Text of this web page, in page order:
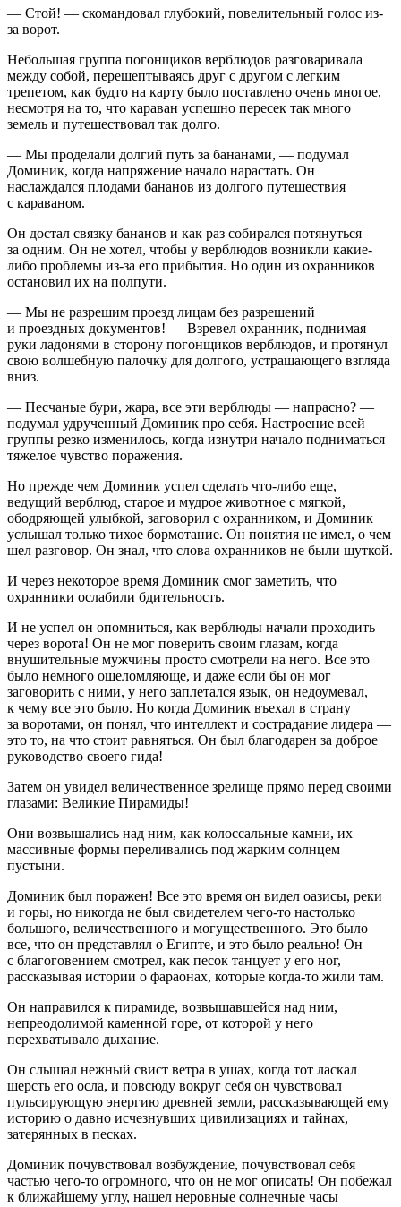
— Стой! — скомандовал глубокий, повелительный голос из-
за ворот.
Небольшая группа погонщиков верблюдов разговаривала
между собой, перешептываясь друг с другом с легким
трепетом, как будто на карту было поставлено очень многое,
несмотря на то, что караван успешно пересек так много
земель и путешествовал так долго.
— Мы проделали долгий путь за бананами, — подумал
Доминик, когда напряжение начало нарастать. Он
наслаждался плодами бананов из долгого путешествия
с караваном.
Он достал связку бананов и как раз собирался потянуться
за одним. Он не хотел, чтобы у верблюдов возникли какие-
либо проблемы из-за его прибытия. Но один из охранников
остановил их на полпути.
— Мы не разрешим проезд лицам без разрешений
и проездных документов! — Взревел охранник, поднимая
руки ладонями в сторону погонщиков верблюдов, и протянул
свою волшебную палочку для долгого, устрашающего взгляда
вниз.
— Песчаные бури, жара, все эти верблюды — напрасно? —
подумал удрученный Доминик про себя. Настроение всей
группы резко изменилось, когда изнутри начало подниматься
тяжелое чувство поражения.
Но прежде чем Доминик успел сделать что-либо еще,
ведущий верблюд, старое и мудрое животное с мягкой,
ободряющей улыбкой, заговорил с охранником, и Доминик
услышал только тихое бормотание. Он понятия не имел, о чем
шел разговор. Он знал, что слова охранников не были шуткой.
И через некоторое время Доминик смог заметить, что
охранники ослабили бдительность.
И не успел он опомниться, как верблюды начали проходить
через ворота! Он не мог поверить своим глазам, когда
внушительные мужчины просто смотрели на него. Все это
было немного ошеломляюще, и даже если бы он мог
заговорить с ними, у него заплетался язык, он недоумевал,
к чему все это было. Но когда Доминик въехал в страну
за воротами, он понял, что интеллект и сострадание лидера —
это то, на что стоит равняться. Он был благодарен за доброе
руководство своего гида!
Затем он увидел величественное зрелище прямо перед своими
глазами: Великие Пирамиды!
Они возвышались над ним, как колоссальные камни, их
массивные формы переливались под жарким солнцем
пустыни.
Доминик был поражен! Все это время он видел оазисы, реки
и горы, но никогда не был свидетелем чего-то настолько
большого, величественного и могущественного. Это было
все, что он представлял о Египте, и это было реально! Он
с благоговением смотрел, как песок танцует у его ног,
рассказывая истории о фараонах, которые когда-то жили там.
Он направился к пирамиде, возвышавшейся над ним,
непреодолимой каменной горе, от которой у него
перехватывало дыхание.
Он слышал нежный свист ветра в ушах, когда тот ласкал
шерсть его осла, и повсюду вокруг себя он чувствовал
пульсирующую энергию древней земли, рассказывающей ему
историю о давно исчезнувших цивилизациях и тайнах,
затерянных в песках.
Доминик почувствовал возбуждение, почувствовал себя
частью чего-то огромного, что он не мог описать! Он побежал
к ближайшему углу, нашел неровные солнечные часы